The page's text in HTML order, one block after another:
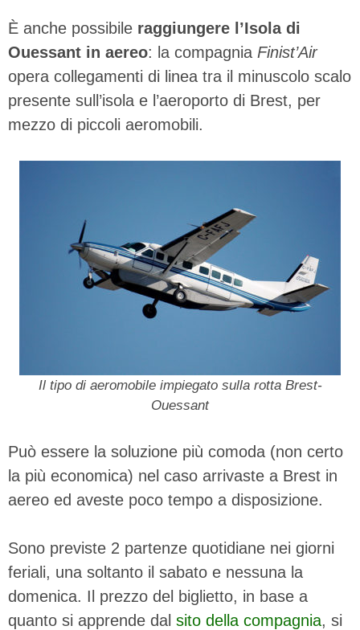
È anche possibile raggiungere l’Isola di
Ouessant in aereo: la compagnia Finist’Air
opera collegamenti di linea tra il minuscolo scalo
presente sull’isola e l’aeroporto di Brest, per
mezzo di piccoli aeromobili.
Il tipo di aeromobile impiegato sulla rotta Brest-
Ouessant
Può essere la soluzione più comoda (non certo
la più economica) nel caso arrivaste a Brest in
aereo ed aveste poco tempo a disposizione.
Sono previste 2 partenze quotidiane nei giorni
feriali, una soltanto il sabato e nessuna la
domenica. Il prezzo del biglietto, in base a
quanto si apprende dal sito della compagnia, si